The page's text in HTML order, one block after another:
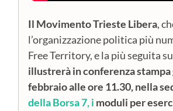
Il Movimento Trieste Libera,
l’organizzazione politica più
Free Territory, e la più seguita
illustrerà in conferenza
febbraio alle ore 11.30, nella
della Borsa 7, i moduli per